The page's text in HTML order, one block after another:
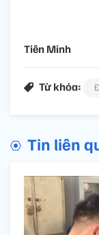
Tiên Minh
Từ khóa:
Tin liên